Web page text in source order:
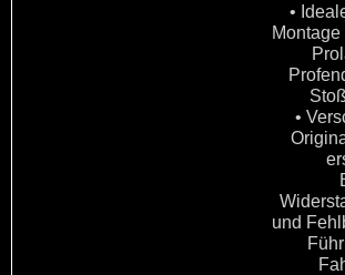
•
•
und